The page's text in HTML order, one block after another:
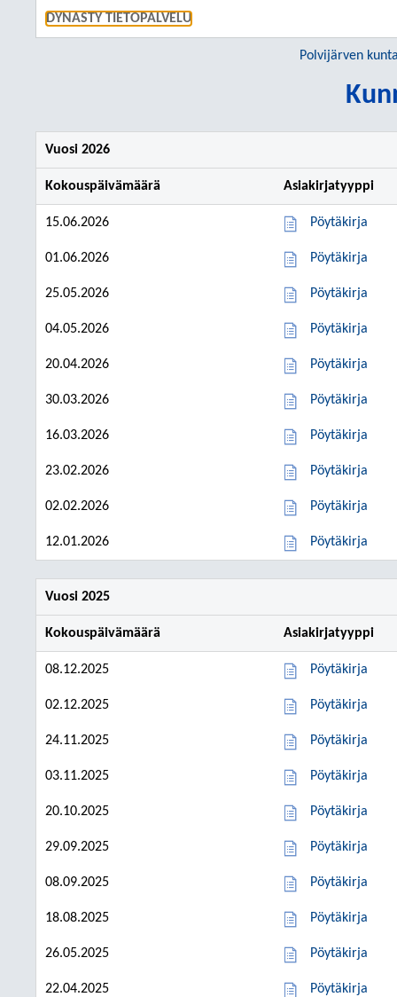
DYNASTY TIETOPALVELU
Polvijärven
Vuosi 2026
Kokouspäivämäärä Asiakirjatyyppi
15.06.2026 Pöytäkirja
01.06.2026 Pöytäkirja
25.05.2026 Pöytäkirja
04.05.2026 Pöytäkirja
20.04.2026 Pöytäkirja
30.03.2026 Pöytäkirja
16.03.2026 Pöytäkirja
23.02.2026 Pöytäkirja
02.02.2026 Pöytäkirja
12.01.2026 Pöytäkirja
Vuosi 2025
Kokouspäivämäärä Asiakirjatyyppi
08.12.2025 Pöytäkirja
02.12.2025 Pöytäkirja
24.11.2025 Pöytäkirja
03.11.2025 Pöytäkirja
20.10.2025 Pöytäkirja
29.09.2025 Pöytäkirja
08.09.2025 Pöytäkirja
18.08.2025 Pöytäkirja
26.05.2025 Pöytäkirja
22.04.2025 Pöytäkirja